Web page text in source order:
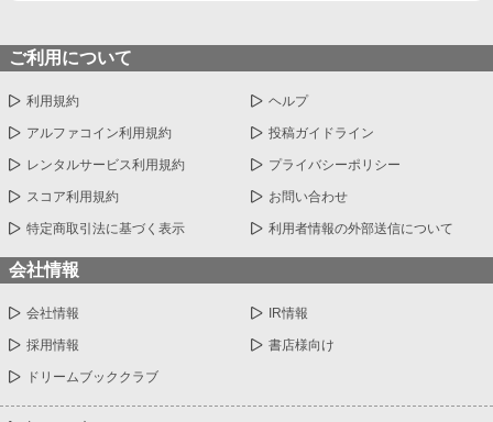
ご利用について
利用規約 ヘルプ
アルファコイン利用規約 投稿ガイドライン
レンタルサービス利用規約 プライバシーポリシー
スコア利用規約 お問い合わせ
特定商取引法に基づく表示 利用者情報の外部送信について
会社情報
会社情報 IR情報
採用情報 書店様向け
ドリームブッククラブ